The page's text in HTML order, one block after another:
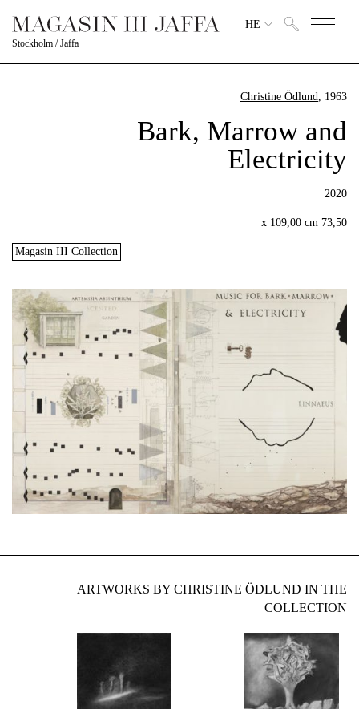
Stockholm /Jaffa
HE
Christine Ödlund, 1963
Bark, Marrow and
Electricity
2020
73,50 x 109,00 cm
Magasin III Collection
ARTWORKS BY CHRISTINE ÖDLUND IN THE
COLLECTION